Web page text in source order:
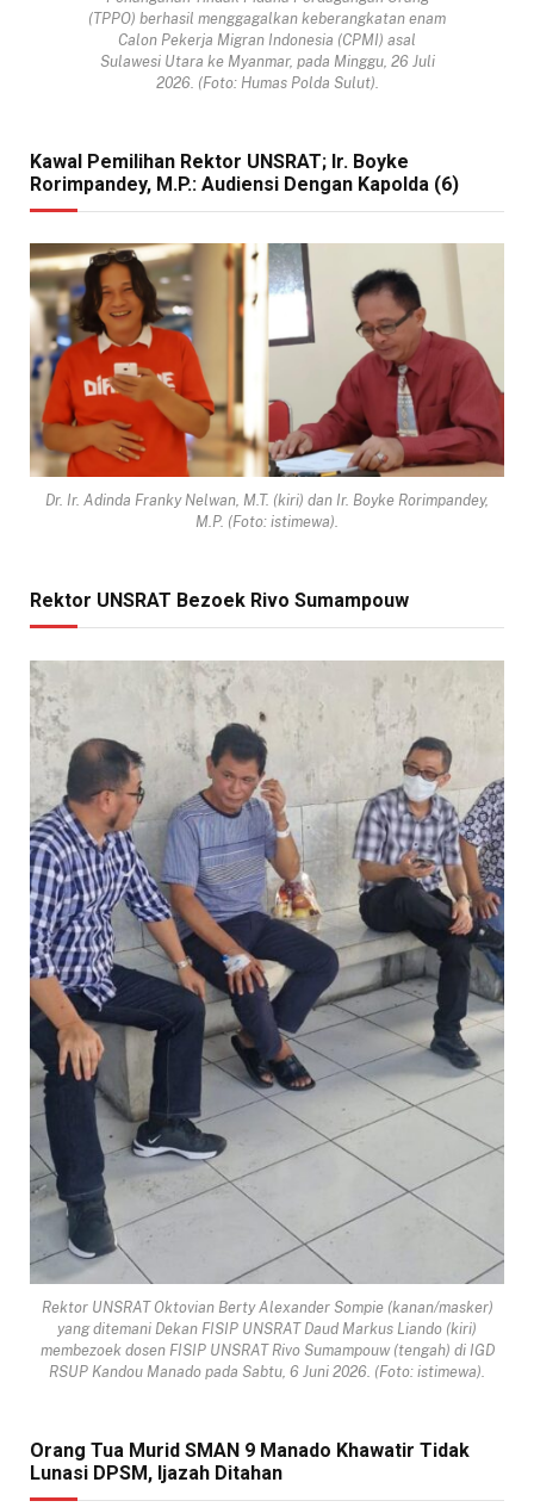
(TPPO) berhasil menggagalkan keberangkatan enam
Calon Pekerja Migran Indonesia (CPMI) asal
Sulawesi Utara ke Myanmar, pada Minggu, 26 Juli
2026. (Foto: Humas Polda Sulut).
Kawal Pemilihan Rektor UNSRAT; Ir. Boyke
Rorimpandey, M.P.: Audiensi Dengan Kapolda (6)
Dr. Ir. Adinda Franky Nelwan, M.T. (kiri) dan Ir. Boyke Rorimpandey,
M.P. (Foto: istimewa).
Rektor UNSRAT Bezoek Rivo Sumampouw
Rektor UNSRAT Oktovian Berty Alexander Sompie (kanan/masker)
yang ditemani Dekan FISIP UNSRAT Daud Markus Liando (kiri)
membezoek dosen FISIP UNSRAT Rivo Sumampouw (tengah) di IGD
RSUP Kandou Manado pada Sabtu, 6 Juni 2026. (Foto: istimewa).
Orang Tua Murid SMAN 9 Manado Khawatir Tidak
Lunasi DPSM, Ijazah Ditahan